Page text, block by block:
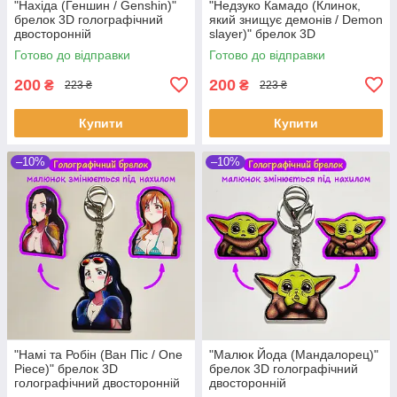
"Нахіда (Геншин / Genshin)"
брелок 3D голографічний
двосторонній
Готово до відправки
200 ₴ 223 ₴
Купити
"Недзуко Камадо (Клинок,
який знищує демонів / Demon
slayer)" брелок 3D
голографічний двосторонній
Готово до відправки
200 ₴ 223 ₴
Купити
–10%
"Намі та Робін (Ван Піс / One
Piece)" брелок 3D
голографічний двосторонній
–10%
"Малюк Йода (Мандалорец)"
брелок 3D голографічний
двосторонній